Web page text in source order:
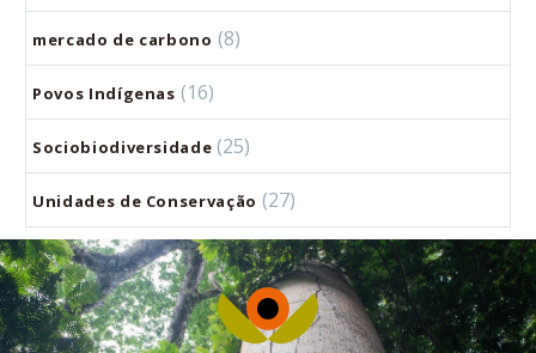
mercado de carbono (8)
Povos Indígenas (16)
Sociobiodiversidade (25)
Unidades de Conservação (27)